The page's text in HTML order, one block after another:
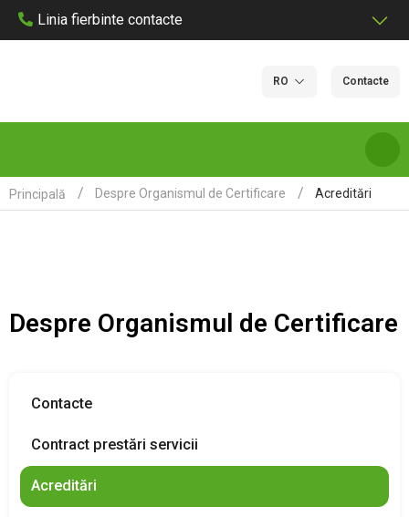
Linia fierbinte contacte
RO Contacte
DESPRE NOI
LABORATOARE
Principală Despre Organismul de Certificare Acreditări
Despre Organismul de Certificare
Contacte
Contract prestări servicii
Acreditări